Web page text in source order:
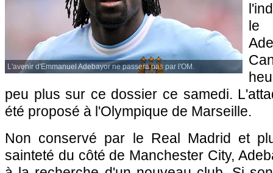
L'avenir d'Emmanuel Adebayor ne passera pas par l'OM.
le
peu plus sur ce dossier ce samedi.
été proposé à l'Olympique de Marseille.
Non conservé par le Real Madrid et
sainteté du côté de Manchester City,